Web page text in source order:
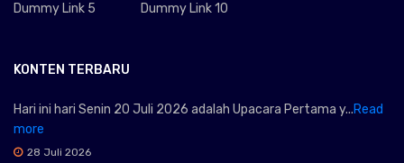
Dummy Link 5 Dummy Link 10
KONTEN TERBARU
Hari ini hari Senin 20 Juli 2026 adalah Upacara Pertama y...Read
more
28 Juli 2026